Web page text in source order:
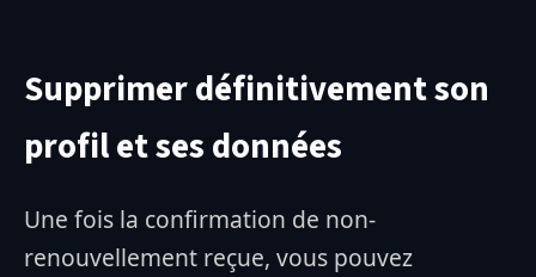
Supprimer définitivement son
profil et ses données
Une fois la confirmation de non-
renouvellement reçue, vous pouvez